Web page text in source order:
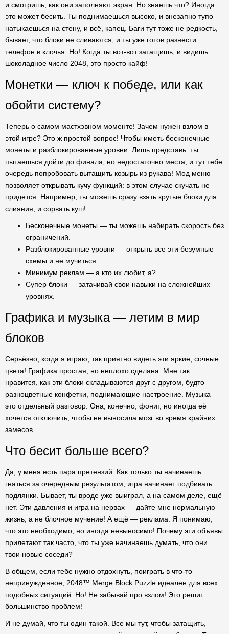
и смотришь, как они заполняют экран. Но знаешь что? Иногда
это может бесить. Ты поднимаешься высоко, и внезапно тупо
натыкаешься на стену, и всё, капец. Баги тут тоже не редкость,
бывает, что блоки не сливаются, и ты уже готов разнести
телефон в клочья. Но! Когда ты вот-вот затащишь, и видишь
шоколадное число 2048, это просто кайф!
Монетки — ключ к победе, или как
обойти систему?
Теперь о самом мастхэвном моменте! Зачем нужен взлом в
этой игре? Это ж простой вопрос! Чтобы иметь бесконечные
монеты и разблокированные уровни. Лишь представь: ты
пытаешься дойти до финала, но недостаточно места, и тут тебе
очередь попробовать вытащить козырь из рукава! Мод меню
позволяет открывать кучу функций: в этом случае скучать не
придется. Например, ты можешь сразу взять крутые блоки для
слияния, и сорвать куш!
Бесконечные монеты — ты можешь набирать скорость без
ограничений.
Разблокированные уровни — открыть все эти безумные
схемы и не мучиться.
Минимум реклам — а кто их любит, а?
Супер блоки — затачивай свои навыки на сложнейших
уровнях.
Графика и музыка — летим в мир
блоков
Серьёзно, когда я играю, так приятно видеть эти яркие, сочные
цвета! Графика простая, но неплохо сделана. Мне так
нравится, как эти блоки складываются друг с другом, будто
разноцветные конфетки, поднимающие настроение. Музыка —
это отдельный разговор. Она, конечно, фонит, но иногда её
хочется отключить, чтобы не выносила мозг во время крайних
замесов.
Что бесит больше всего?
Да, у меня есть пара претензий. Как только ты начинаешь
гнаться за очередным результатом, игра начинает подбивать
подлянки. Бывает, ты вроде уже выиграл, а на самом деле, ещё
нет. Эти давления и игра на нервах — дайте мне нормальную
жизнь, а не блочное мучение! А ещё — реклама. Я понимаю,
что это необходимо, но иногда невыносимо! Почему эти объявы
прилетают так часто, что ты уже начинаешь думать, что они
твои новые соседи?
В общем, если тебе нужно отдохнуть, поиграть в что-то
непринужденное, 2048™ Merge Block Puzzle идеален для всех
подобных ситуаций. Но! Не забывай про взлом! Это решит
большинство проблем!
И не думай, что ты один такой. Все мы тут, чтобы затащить,